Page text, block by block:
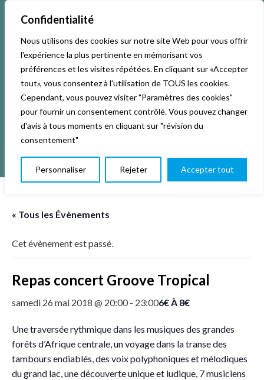
Confidentialité
Nous utilisons des cookies sur notre site Web pour vous offrir
l'expérience la plus pertinente en mémorisant vos
préférences et les visites répétées. En cliquant sur «Accepter
tout», vous consentez à l'utilisation de TOUS les cookies.
Cependant, vous pouvez visiter "Paramètres des cookies"
pour fournir un consentement contrôlé. Vous pouvez changer
d'avis à tous moments en cliquant sur "révision du
consentement"
Personnaliser Rejeter Accepter tout
Accueil Activités & Inscriptions
Événements Studios L’association
La vie de La KAB’ Club
« Tous les Évènements
Cet évènement est passé.
Repas concert Groove Tropical
samedi 26 mai 2018 @ 20:00- 23:006€ À 8€
Une traversée rythmique dans les musiques des grandes
forêts d’Afrique centrale, un voyage dans la transe des
tambours endiablés, des voix polyphoniques et mélodiques
du grand lac, une découverte unique et ludique, 7 musiciens